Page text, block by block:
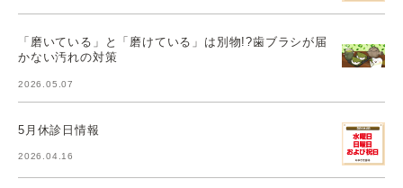
「磨いている」と「磨けている」は別物!?歯ブラシが届
かない汚れの対策
2026.05.07
5月休診日情報
2026.04.16